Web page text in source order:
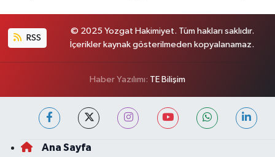
RSS
© 2025 Yozgat Hakimiyet. Tüm hakları saklıdır.
İçerikler kaynak gösterilmeden kopyalanamaz.
Haber Yazılımı: TE Bilişim
Ana Sayfa